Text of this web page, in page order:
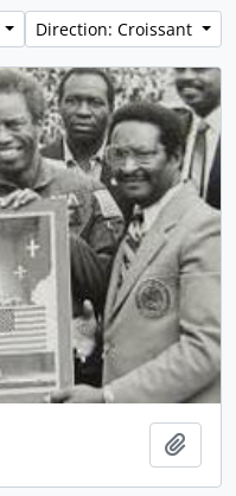
Direction: Croissant